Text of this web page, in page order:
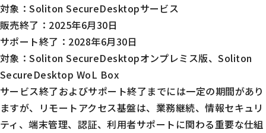
対象：Soliton SecureDesktopサービス
販売終了：2025年6月30日
サポート終了：2028年6月30日
対象：Soliton SecureDesktopオンプレミス版、Soliton
SecureDesktop WoL Box
サービス終了およびサポート終了までには一定の期間があり
ますが、リモートアクセス基盤は、業務継続、情報セキュリ
ティ、端末管理、認証、利用者サポートに関わる重要な仕組